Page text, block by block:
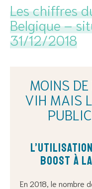
Les chiffres
Belgique –
31/12/2018
MOINS
VIH MAIS
boost à
En 2018, le nombre